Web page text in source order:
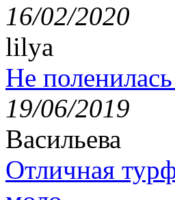
16/02/2020
lilya
Не
19/06/2019
Васильева
Отличная